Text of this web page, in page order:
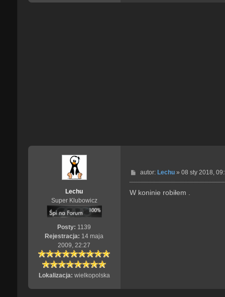
Lechu
Super Klubowicz
Posty: 1139
Rejestracja: 14 maja
2009, 22:27
Lokalizacja: wielkopolska
P
o
s
autor: Lechu» 08 sty 2018,
W koninie robiłem .